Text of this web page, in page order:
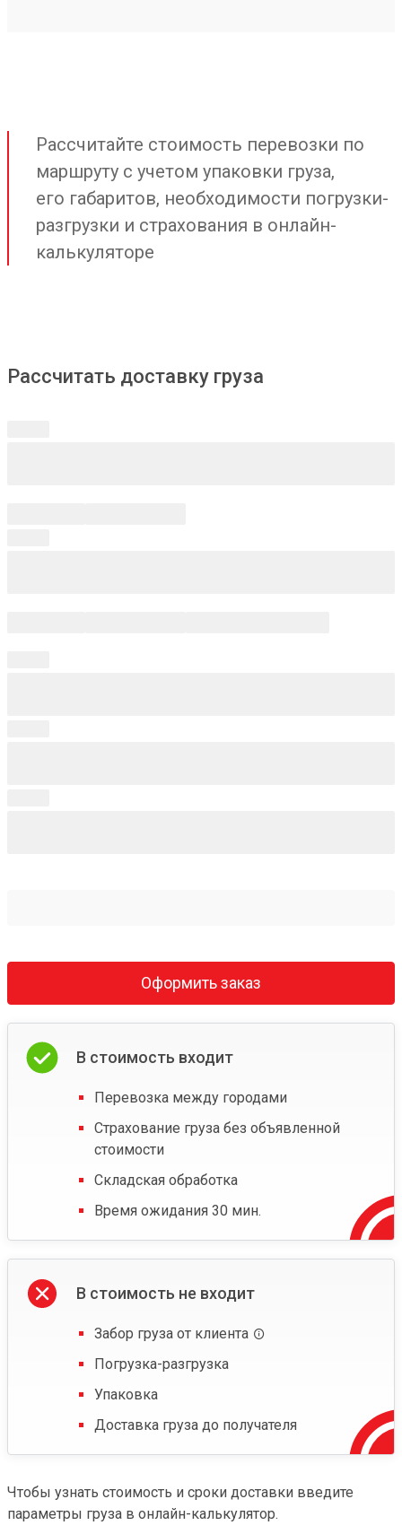
Рассчитайте стоимость перевозки по
маршруту с учетом упаковки груза,
его габаритов, необходимости погрузки-
разгрузки и страхования в онлайн-
калькуляторе
Рассчитать доставку груза
Оформить заказ
В стоимость входит
Перевозка между городами
Страхование груза без объявленной
стоимости
Складская обработка
Время ожидания 30 мин.
В стоимость не входит
Забор груза от клиента
Погрузка-разгрузка
Упаковка
Доставка груза до получателя
Чтобы узнать стоимость и сроки доставки введите
параметры груза в онлайн-калькулятор.